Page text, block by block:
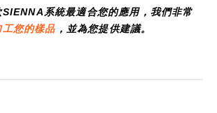
SIENNA系統最適合您的應用，我們非常
工您的樣品 ，並為您提供建議。